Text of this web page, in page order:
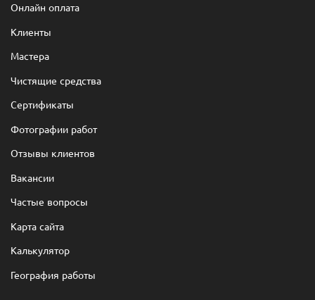
Онлайн оплата
Клиенты
Мастера
Чистящие средства
Сертификаты
Фотографии работ
Отзывы клиентов
Вакансии
Частые вопросы
Карта сайта
Калькулятор
География работы